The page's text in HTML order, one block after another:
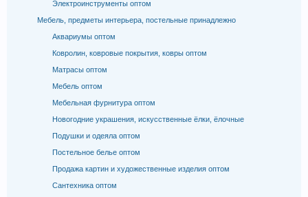
Электроинструменты оптом
Мебель, предметы интерьера, постельные принадлежно
Аквариумы оптом
Ковролин, ковровые покрытия, ковры оптом
Матрасы оптом
Мебель оптом
Мебельная фурнитура оптом
Новогодние украшения, искусственные ёлки, ёлочные
Подушки и одеяла оптом
Постельное белье оптом
Продажа картин и художественные изделия оптом
Сантехника оптом